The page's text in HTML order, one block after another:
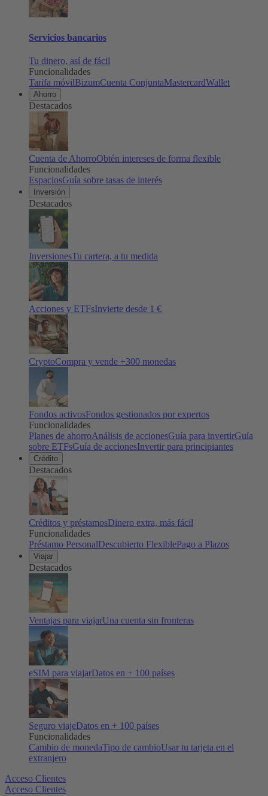
Servicios bancarios
Tu dinero, así de fácil
Funcionalidades
Tarifa móvilBizumCuenta ConjuntaMastercardWallet
Ahorro
Destacados
Cuenta de AhorroObtén intereses de forma flexible
Funcionalidades
EspaciosGuía sobre tasas de interés
Inversión
Destacados
InversionesTu cartera, a tu medida
Acciones y ETFsInvierte desde 1 €
CryptoCompra y vende +300 monedas
Fondos activosFondos gestionados por expertos
Funcionalidades
Planes de ahorroAnálisis de accionesGuía para invertirGuía
sobre ETFsGuía de accionesInvertir para principiantes
Crédito
Destacados
Créditos y préstamosDinero extra, más fácil
Funcionalidades
Préstamo PersonalDescubierto FlexiblePago a Plazos
Viajar
Destacados
Ventajas para viajarUna cuenta sin fronteras
eSIM para viajarDatos en + 100 países
Seguro viajeDatos en + 100 países
Funcionalidades
Cambio de monedaTipo de cambioUsar tu tarjeta en el
extranjero
Acceso Clientes
Acceso Clientes